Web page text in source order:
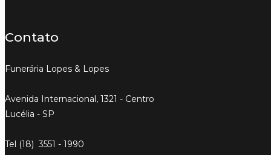
Contato
Funerária Lopes & Lopes
Avenida Internacional, 1321 - Centro
Lucélia - SP
Tel (18) 3551 - 1990